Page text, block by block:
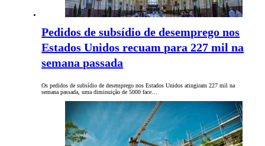
Pedidos de subsídio de desemprego nos
Estados Unidos recuam para 227 mil na
semana passada
Os pedidos de subsídio de desemprego nos Estados Unidos atingiram 227 mil na
semana passada, uma diminuição de 5000 face…